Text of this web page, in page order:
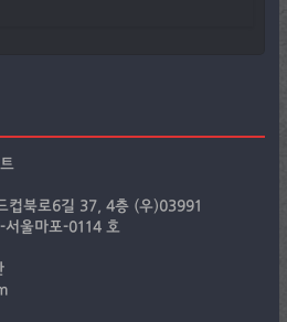
컵북로6길 37, 4층 (우)03991
울마포-0114 호